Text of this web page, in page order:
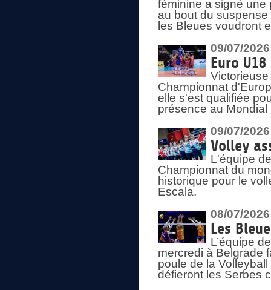
féminine a signé une
au bout du
les Bleues voudront
09/07/2026
Euro
Championnat
elle s'est qualifiée
présence au
09/07/2026
Volley
L'équipe
Championnat du
historique pour le
Escala.
08/07/2026
Les
L’équipe
mercredi à Belgrade
poule de la
défieront les Serbes